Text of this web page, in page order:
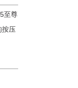
至尊
按压